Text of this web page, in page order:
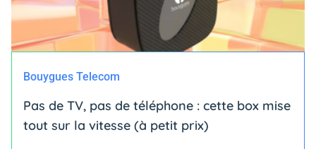
Bouygues Telecom
Pas de TV, pas de téléphone : cette box mise
tout sur la vitesse (à petit prix)